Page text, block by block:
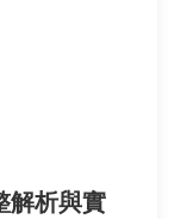
解析與實